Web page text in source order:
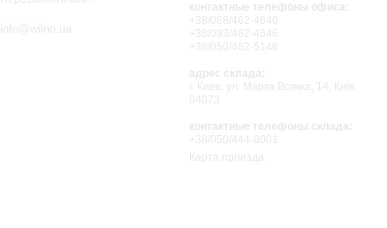
info@wilno.ua
контактные телефоны офиса:
+38/068/462-4646
+38/093/462-4646
+38/050/462-5146
адрес склада:
г. Киев, ул. Марка Вовчка, 14, Київ,
04073
контактные телефоны склада:
+38/050/444-8001
Карта проезда